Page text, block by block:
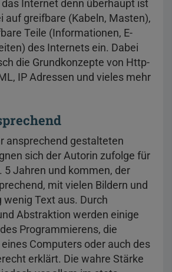
Internet denn überhaupt ist
auf greifbare (Kabeln, Masten),
Teile (Informationen, E-
des Internets ein. Dabei
die Grundkonzepte von Http-
IP Adressen und vieles mehr
ansprechend gestalteten
sich der Autorin zufolge für
5 Jahren und kommen, der
mit vielen Bildern und
Text aus. Durch
Abstraktion werden einige
Programmierens, die
Computers oder auch des
erklärt. Die wahre Stärke